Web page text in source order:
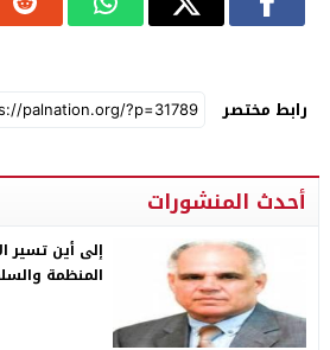
رابط مختصر
أحدث المنشورات
إلى أين تسير
المنظمة